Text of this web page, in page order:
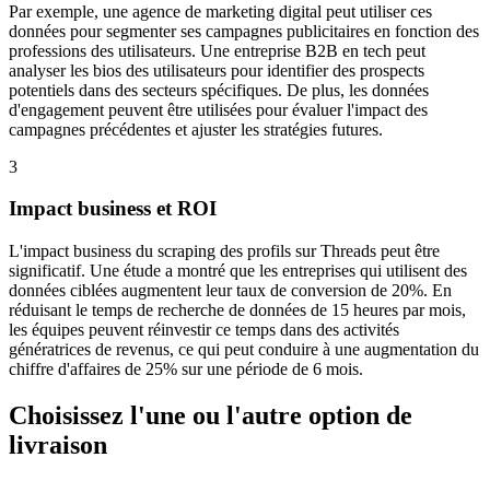
Par exemple, une agence de marketing digital peut utiliser ces
données pour segmenter ses campagnes publicitaires en fonction des
professions des utilisateurs. Une entreprise B2B en tech peut
analyser les bios des utilisateurs pour identifier des prospects
potentiels dans des secteurs spécifiques. De plus, les données
d'engagement peuvent être utilisées pour évaluer l'impact des
campagnes précédentes et ajuster les stratégies futures.
3
Impact business et ROI
L'impact business du scraping des profils sur Threads peut être
significatif. Une étude a montré que les entreprises qui utilisent des
données ciblées augmentent leur taux de conversion de 20%. En
réduisant le temps de recherche de données de 15 heures par mois,
les équipes peuvent réinvestir ce temps dans des activités
génératrices de revenus, ce qui peut conduire à une augmentation du
chiffre d'affaires de 25% sur une période de 6 mois.
Choisissez l'une ou l'autre option de
livraison